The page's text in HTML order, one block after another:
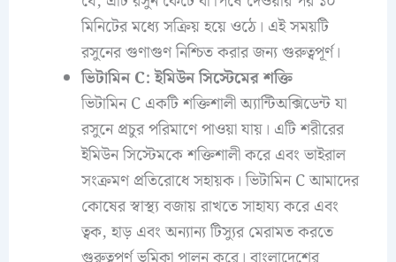
মিনিটের মধ্যে সক্রিয় হয়ে ওঠে। এই সময়টি
রসুনের গুণাগুণ নিশ্চিত করার জন্য গুরুত্বপূর্ণ।
ভিটামিন C: ইমিউন সিস্টেমের শক্তি
ভিটামিন C একটি শক্তিশালী অ্যান্টিঅক্সিডেন্ট যা
রসুনে প্রচুর পরিমাণে পাওয়া যায়। এটি শরীরের
ইমিউন সিস্টেমকে শক্তিশালী করে এবং ভাইরাল
সংক্রমণ প্রতিরোধে সহায়ক। ভিটামিন C আমাদের
কোষের স্বাস্থ্য বজায় রাখতে সাহায্য করে এবং
ত্বক, হাড় এবং অন্যান্য টিস্যুর মেরামত করতে